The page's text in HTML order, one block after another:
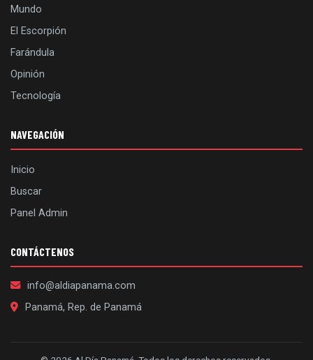
Mundo
El Escorpión
Farándula
Opinión
Tecnología
NAVEGACIÓN
Inicio
Buscar
Panel Admin
CONTÁCTENOS
info@aldiapanama.com
Panamá, Rep. de Panamá